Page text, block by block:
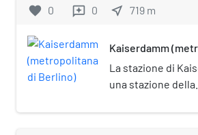
favorite 0 reviews 0 near_me 719 m
Kaiserdamm
La stazione di
una stazione della
linea U2. È posta